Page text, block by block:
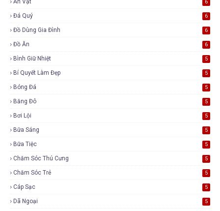
6
Đá Quý 6
Đồ Dùng Gia Đình 6
Đồ Ăn 6
Bình Giữ Nhiệt 5
Bí Quyết Làm Đẹp 5
Bóng Đá 5
Băng Đô 5
Bơi Lội 5
Bữa Sáng 5
Bữa Tiệc 5
Chăm Sóc Thú Cưng 5
Chăm Sóc Trẻ 5
Cáp Sạc 5
Dã Ngoại 5